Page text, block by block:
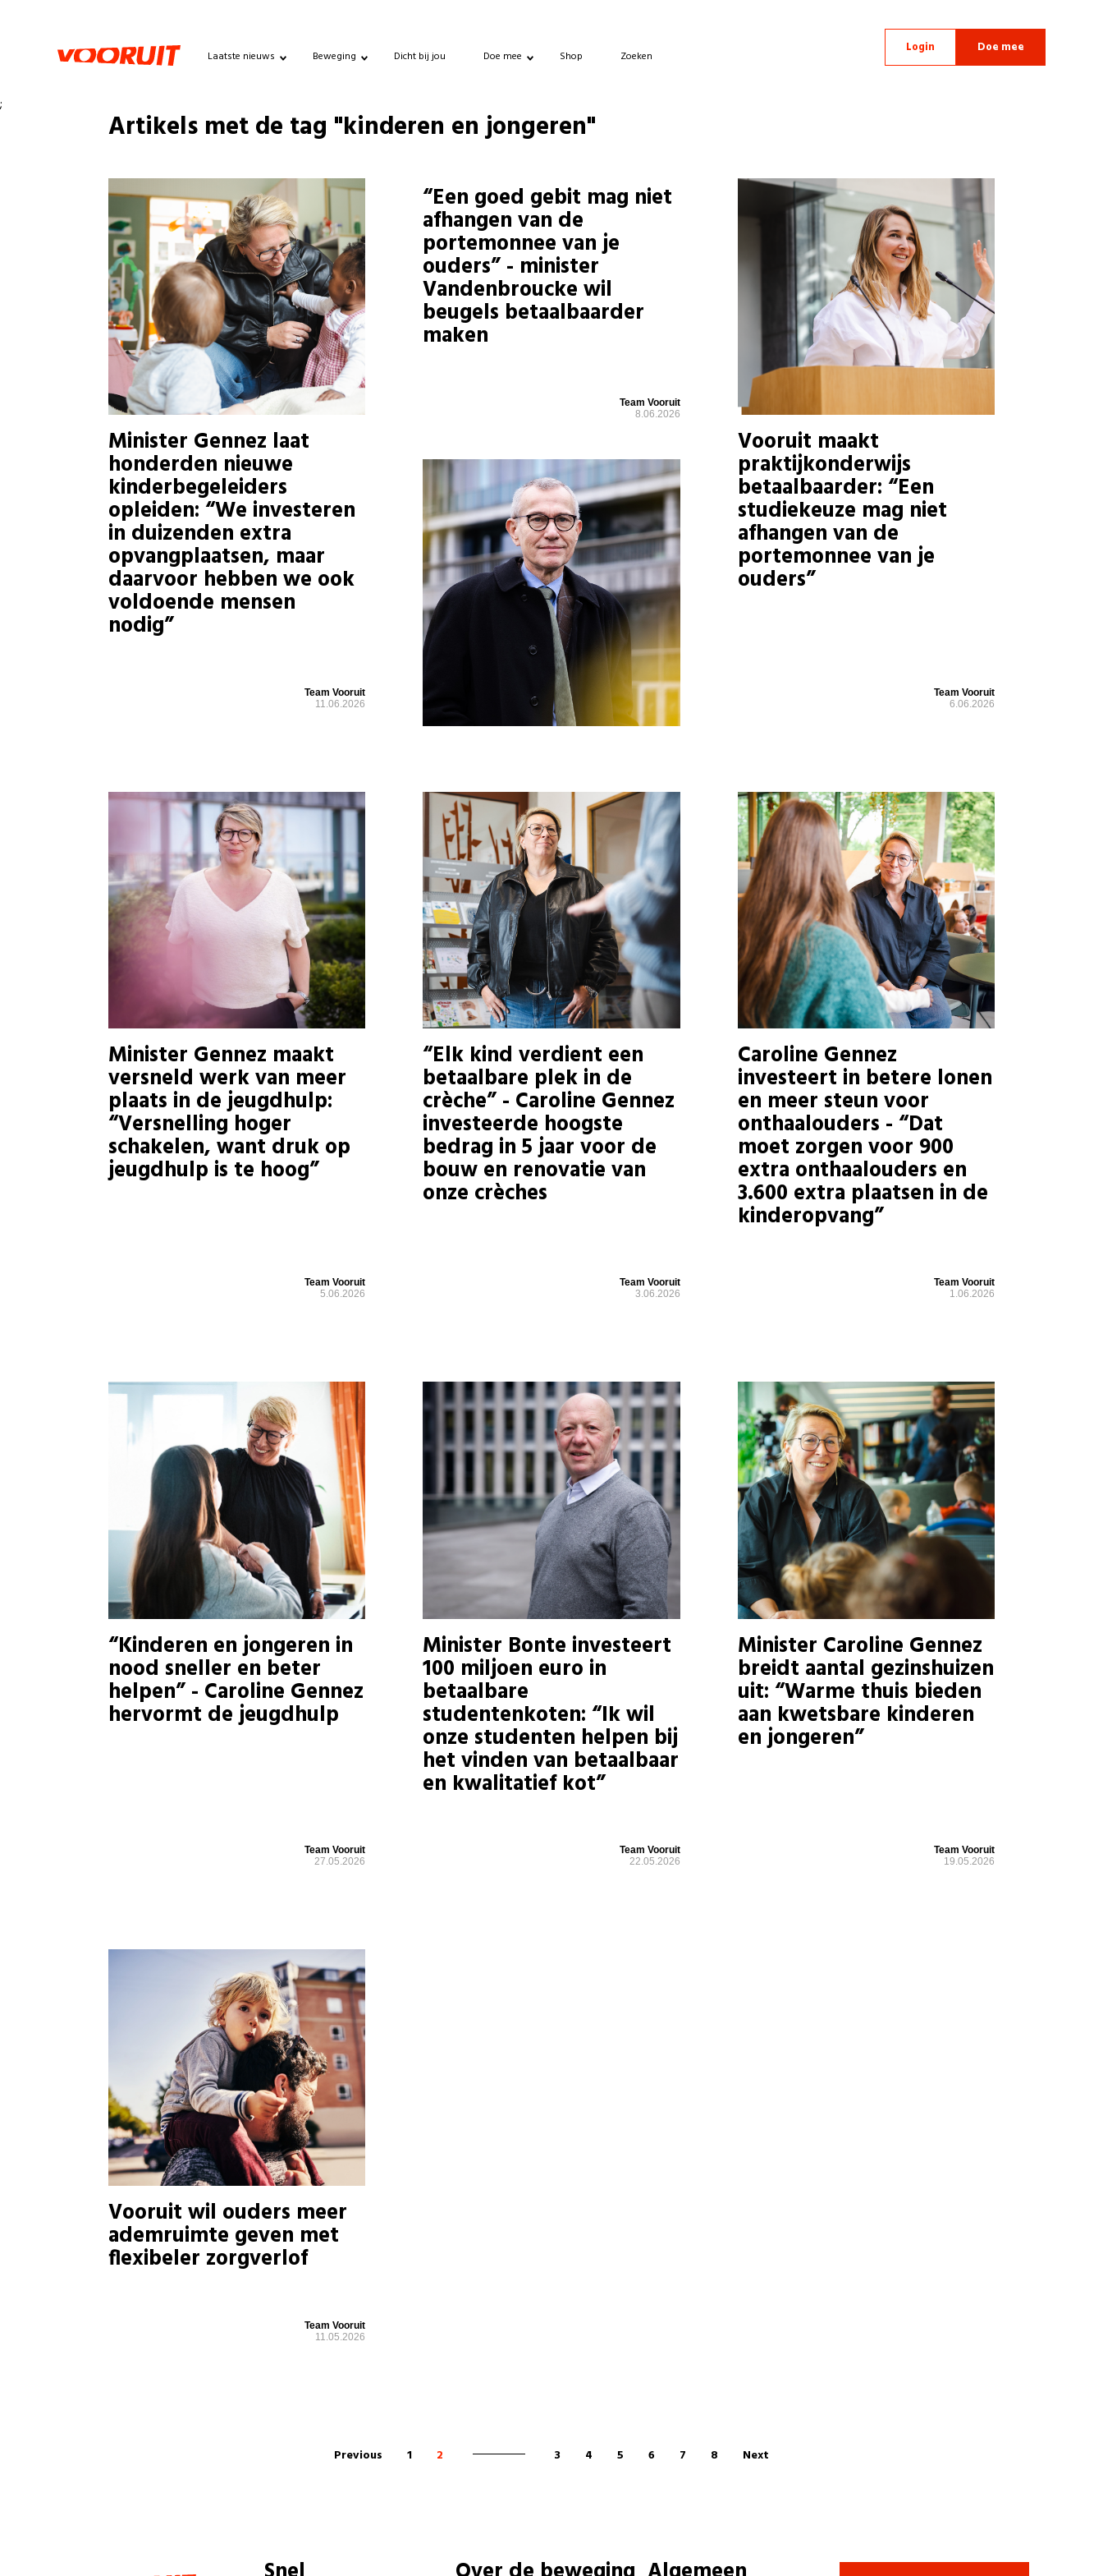
Laatste nieuws Beweging Dicht bij jou Doe mee Shop Zoeken
Login Doe mee
;
Artikels met de tag "kinderen en jongeren"
Minister Gennez laat
honderden nieuwe
kinderbegeleiders
opleiden: “We investeren
in duizenden extra
opvangplaatsen, maar
daarvoor hebben we ook
voldoende mensen
nodig”
Team Vooruit
11.06.2026
“Een goed gebit mag niet
afhangen van de
portemonnee van je
ouders” - minister
Vandenbroucke wil
beugels betaalbaarder
maken
Team Vooruit
8.06.2026
Vooruit maakt
praktijkonderwijs
betaalbaarder: “Een
studiekeuze mag niet
afhangen van de
portemonnee van je
ouders”
Team Vooruit
6.06.2026
Minister Gennez maakt
versneld werk van meer
plaats in de jeugdhulp:
“Versnelling hoger
schakelen, want druk op
jeugdhulp is te hoog”
Team Vooruit
5.06.2026
“Elk kind verdient een
betaalbare plek in de
crèche” - Caroline Gennez
investeerde hoogste
bedrag in 5 jaar voor de
bouw en renovatie van
onze crèches
Team Vooruit
3.06.2026
Caroline Gennez
investeert in betere lonen
en meer steun voor
onthaalouders - “Dat
moet zorgen voor 900
extra onthaalouders en
3.600 extra plaatsen in de
kinderopvang”
Team Vooruit
1.06.2026
“Kinderen en jongeren in
nood sneller en beter
helpen” - Caroline Gennez
hervormt de jeugdhulp
Team Vooruit
27.05.2026
Minister Bonte investeert
100 miljoen euro in
betaalbare
studentenkoten: “Ik wil
onze studenten helpen bij
het vinden van betaalbaar
en kwalitatief kot”
Team Vooruit
22.05.2026
Minister Caroline Gennez
breidt aantal gezinshuizen
uit: “Warme thuis bieden
aan kwetsbare kinderen
en jongeren”
Team Vooruit
19.05.2026
Vooruit wil ouders meer
ademruimte geven met
flexibeler zorgverlof
Team Vooruit
11.05.2026
Previous 1 2 3 4 5 6 7 8 Next